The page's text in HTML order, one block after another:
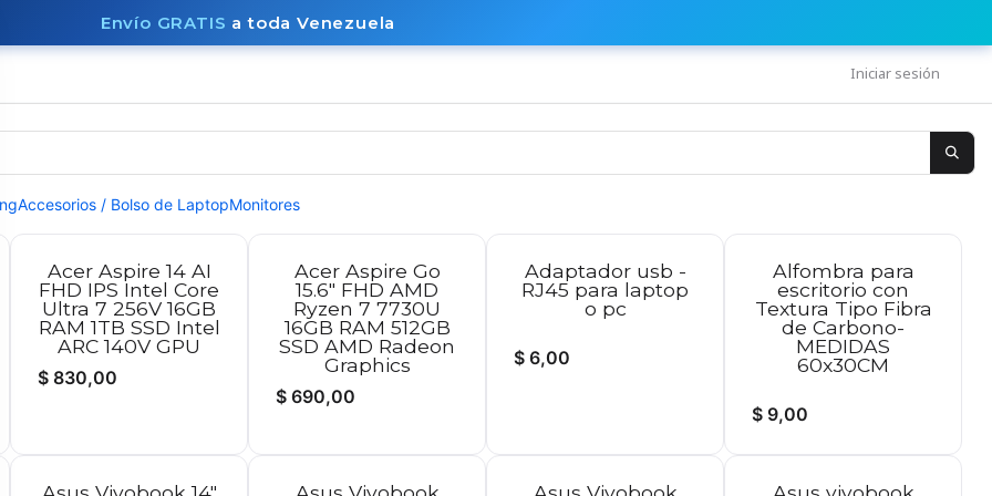
Envío GRATIS a toda Venezuela
Iniciar sesión
Accesorios / Bolso de LaptopMonitores
Acer Aspire 14 AI
FHD IPS Intel Core
Ultra 7 256V 16GB
RAM 1TB SSD Intel
ARC 140V GPU
$ 830,00
Acer Aspire Go
15.6" FHD AMD
Ryzen 7 7730U
16GB RAM 512GB
SSD AMD Radeon
Graphics
$ 690,00
Adaptador usb -
RJ45 para laptop
o pc
$ 6,00
Alfombra para
escritorio con
Textura Tipo Fibra
de Carbono-
MEDIDAS
60x30CM
$ 9,00